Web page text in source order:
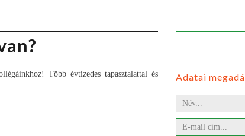
Több évtizedes tapasztalattal és
Adatai